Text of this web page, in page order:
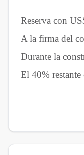
Reserva con
A la firma del
Durante la
El 40% restante